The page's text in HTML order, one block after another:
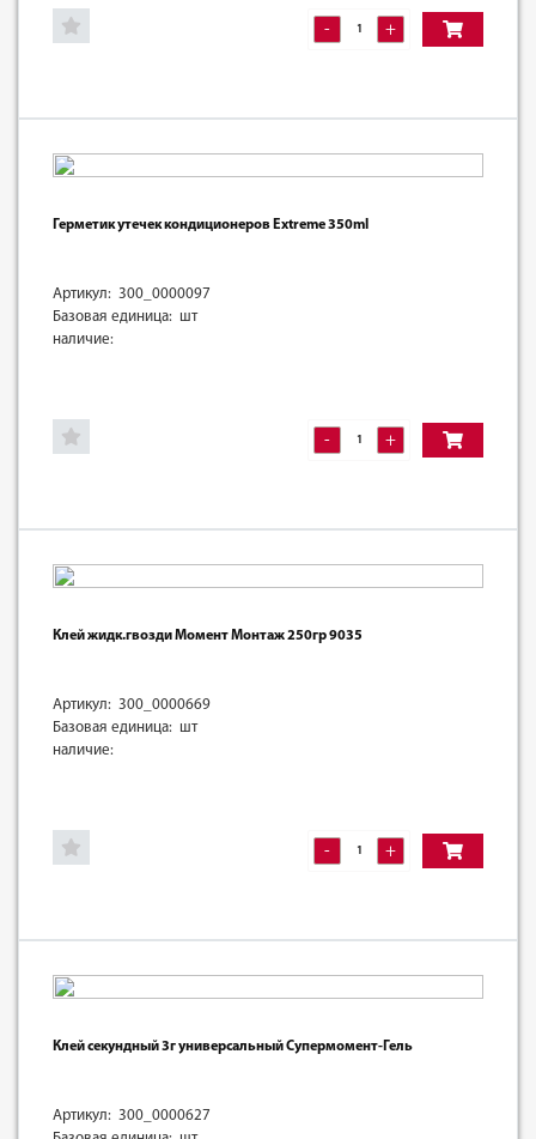
- +
Герметик утечек кондиционеров Extreme 350ml
Артикул: 300_0000097
Базовая единица: шт
наличие:
- +
Клей жидк.гвозди Момент Монтаж 250гр 9035
Артикул: 300_0000669
Базовая единица: шт
наличие:
- +
Клей секундный 3г универсальный Супермомент-Гель
Артикул: 300_0000627